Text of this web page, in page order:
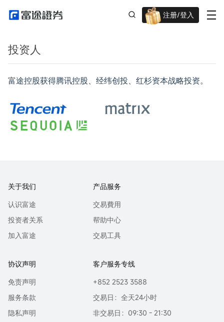
注册/登入
迎新重磅礼 股票/BTC等任你选!
投资人
富途控股获得腾讯控股、经纬创投、红杉资本战略投资。
关于我们
认识富途
投资者关系
加入富途
产品服务
交易費用
帮助中心
交易工具
协议声明
免责声明
服务条款
隐私声明
客户服务专线
+852 2523 3588
交易日：全天24小时
非交易日：09:30 - 21:30